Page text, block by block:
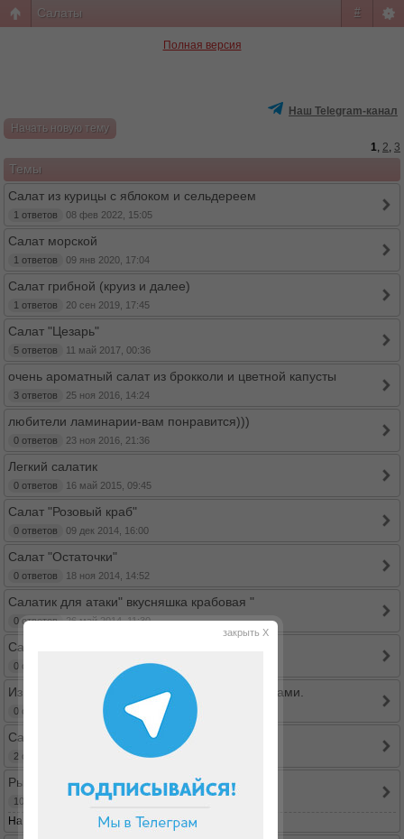
#
Салаты
Полная версия
Наш Telegram-канал
Начать новую тему
1, 2, 3
Темы
Салат из курицы с яблоком и сельдереем
1 ответов 08 фев 2022, 15:05
Салат морской
1 ответов 09 янв 2020, 17:04
Салат грибной (круиз и далее)
1 ответов 20 сен 2019, 17:45
Салат "Цезарь"
5 ответов 11 май 2017, 00:36
очень ароматный салат из брокколи и цветной капусты
3 ответов 25 ноя 2016, 14:24
любители ламинарии-вам понравится)))
0 ответов 23 ноя 2016, 21:36
Легкий салатик
0 ответов 16 май 2015, 09:45
Салат "Розовый краб"
0 ответов 09 дек 2014, 16:00
Салат "Остаточки"
0 ответов 18 ноя 2014, 14:52
Салатик для атаки" вкусняшка крабовая "
0 ответов 26 май 2014, 11:30
Салат с куриными сердечками.
0 ответов 05 апр 2014, 17:03
Из китайской капусты с креветками и сухариками.
0 ответов 05 апр 2014, 12:34
Салат из молодой свеклы с творогом
2 ответов 16 янв 2014, 10:45
Рыбный салат для АТАКИ
10 ответов 11 ноя 2013, 19:36
На страницу: 2
закрыть X